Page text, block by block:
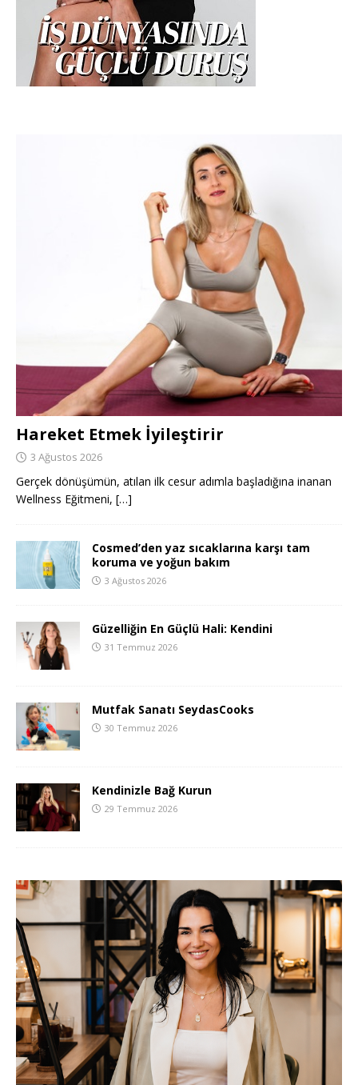
Hareket Etmek İyileştirir
3 Ağustos 2026
Gerçek dönüşümün, atılan ilk cesur adımla başladığına inanan
Wellness Eğitmeni, […]
Cosmed’den yaz sıcaklarına karşı tam
koruma ve yoğun bakım
3 Ağustos 2026
Güzelliğin En Güçlü Hali: Kendini
31 Temmuz 2026
Mutfak Sanatı SeydasCooks
30 Temmuz 2026
Kendinizle Bağ Kurun
29 Temmuz 2026